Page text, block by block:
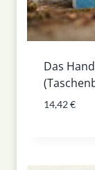
Das
14,42€